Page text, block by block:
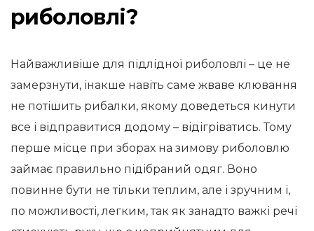
риболовлі?
Найважливіше для підлідної риболовлі – це не
замерзнути, інакше навіть саме жваве клювання
не потішить рибалки, якому доведеться кинути
все і відправитися додому – відігріватись. Тому
перше місце при зборах на зимову риболовлю
займає правильно підібраний одяг. Воно
повинне бути не тільки теплим, але і зручним і,
по можливості, легким, так як занадто важкі речі